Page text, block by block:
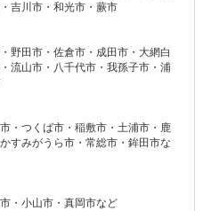
吉川市・和光市・蕨市
野田市・佐倉市・成田市・大網白
流山市・八千代市・我孫子市・浦
・つくば市・稲敷市・土浦市・鹿
すみがうら市・常総市・鉾田市な
・小山市・真岡市など